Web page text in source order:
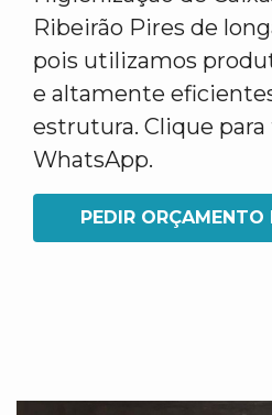
Ribeirão Pires de
pois utilizamos
e altamente
estrutura. Clique para
WhatsApp.
PEDIR